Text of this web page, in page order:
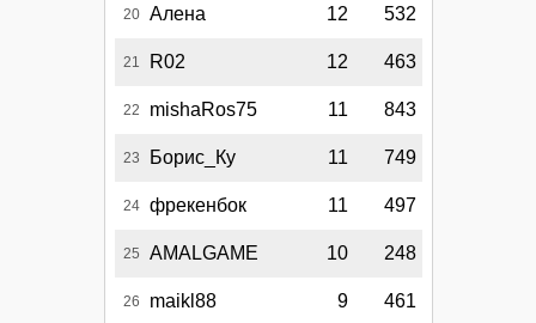
20 Алена 12 532
21 R02 12 463
22 mishaRos75 11 843
23 Борис_Ку 11 749
24 фрекенбок 11 497
25 AMALGAME 10 248
26 maikl88 9 461